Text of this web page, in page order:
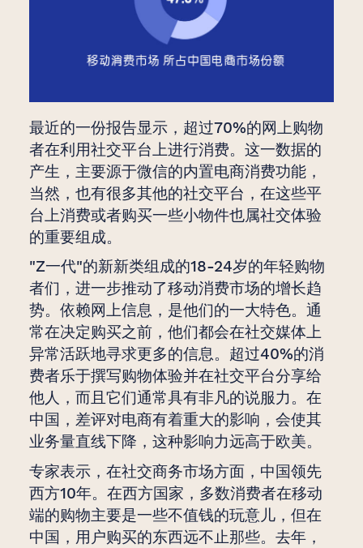
最近的一份报告显示，超过70%的网上购物
者在利用社交平台上进行消费。这一数据的
产生，主要源于微信的内置电商消费功能，
当然，也有很多其他的社交平台，在这些平
台上消费或者购买一些小物件也属社交体验
的重要组成。
"Z一代"的新新类组成的18-24岁的年轻购物
者们，进一步推动了移动消费市场的增长趋
势。依赖网上信息，是他们的一大特色。通
常在决定购买之前，他们都会在社交媒体上
异常活跃地寻求更多的信息。超过40%的消
费者乐于撰写购物体验并在社交平台分享给
他人，而且它们通常具有非凡的说服力。在
中国，差评对电商有着重大的影响，会使其
业务量直线下降，这种影响力远高于欧美。
专家表示，在社交商务市场方面，中国领先
西方10年。在西方国家，多数消费者在移动
端的购物主要是一些不值钱的玩意儿，但在
中国，用户购买的东西远不止那些。去年，